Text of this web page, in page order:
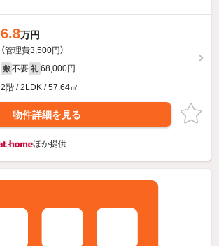
6.8万円
（管理費3,500円）
敷 不要 礼 68,000円
2階 / 2LDK / 57.64㎡
物件詳細を見る
ほか提供